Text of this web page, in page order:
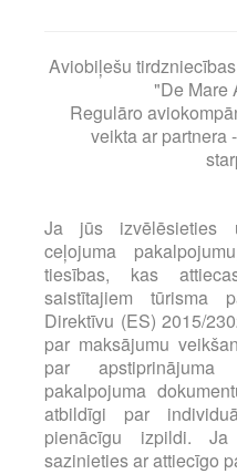
Aviobiļešu
"De Mare
Regulāro
veikta ar partnera
Ja jūs izvēlēsieties
ceļojuma
tiesības, kas
saistītajiem tūrisma
Direktīvu (ES) 2015/
par maksājumu
par
pakalpojuma
atbildīgi par
pienācīgu izpildi.
sazinieties ar attiecīgo